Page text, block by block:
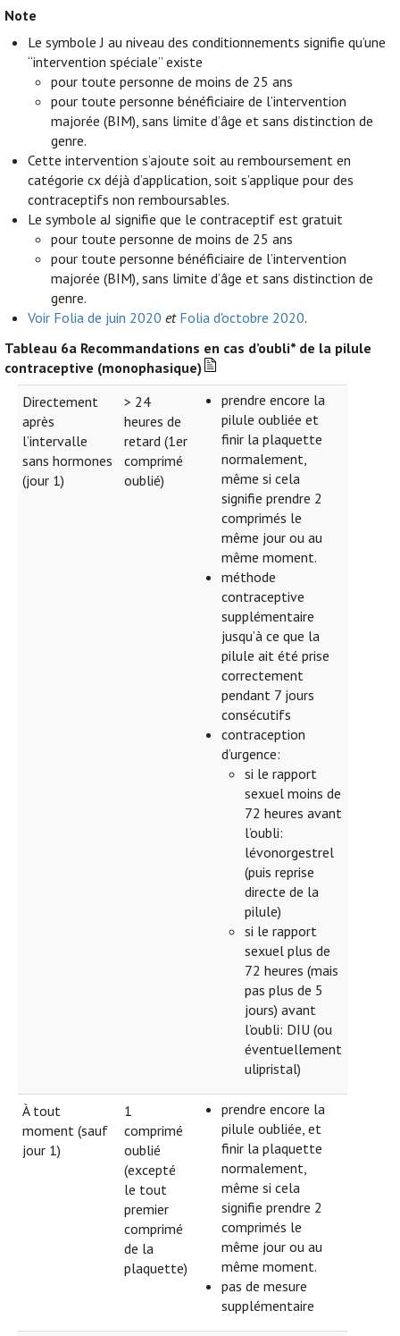
Note
Le symbole J au niveau des conditionnements signifie qu’une
“intervention spéciale” existe
pour toute personne de moins de 25 ans
pour toute personne bénéficiaire de l’intervention
majorée (BIM), sans limite d’âge et sans distinction de
genre.
Cette intervention s’ajoute soit au remboursement en
catégorie cx déjà d’application, soit s’applique pour des
contraceptifs non remboursables.
Le symbole aJ signifie que le contraceptif est gratuit
pour toute personne de moins de 25 ans
pour toute personne bénéficiaire de l’intervention
majorée (BIM), sans limite d’âge et sans distinction de
genre.
Voir Folia de juin 2020 et Folia d'octobre 2020.
Tableau 6a Recommandations en cas d’oubli* de la pilule
contraceptive (monophasique)
Directement
après
l’intervalle
sans hormones
(jour 1)
> 24
heures de
retard (1er
comprimé
oublié)
prendre encore la
pilule oubliée et
finir la plaquette
normalement,
même si cela
signifie prendre 2
comprimés le
même jour ou au
même moment.
méthode
contraceptive
supplémentaire
jusqu’à ce que la
pilule ait été prise
correctement
pendant 7 jours
consécutifs
contraception
d’urgence:
si le rapport
sexuel moins de
72 heures avant
l’oubli:
lévonorgestrel
(puis reprise
directe de la
pilule)
si le rapport
sexuel plus de
72 heures (mais
pas plus de 5
jours) avant
l’oubli: DIU (ou
éventuellement
ulipristal)
À tout
moment (sauf
jour 1)
1
comprimé
oublié
(excepté
le tout
premier
comprimé
de la
plaquette)
prendre encore la
pilule oubliée, et
finir la plaquette
normalement,
même si cela
signifie prendre 2
comprimés le
même jour ou au
même moment.
pas de mesure
supplémentaire